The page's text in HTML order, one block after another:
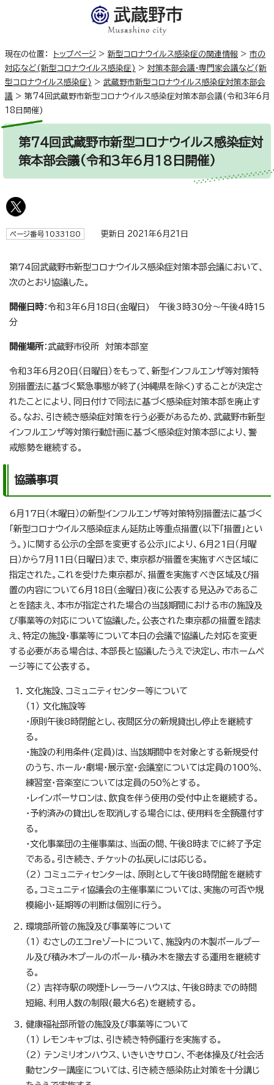
現在の位置： トップページ > 新型コロナウイルス感染症の関連情報 > 市の
対応など(新型コロナウイルス感染症) > 対策本部会議・専門家会議など(新
型コロナウイルス感染症) > 武蔵野市新型コロナウイルス感染症対策本部会
議 > 第74回武蔵野市新型コロナウイルス感染症対策本部会議(令和3年6月
18日開催)
第74回武蔵野市新型コロナウイルス感染症対
策本部会議(令和3年6月18日開催)
ページ番号1033180 更新日 2021年6月21日
第74回武蔵野市新型コロナウイルス感染症対策本部会議において、
次のとおり協議した。
開催日時：令和3年6月18日(金曜日) 午後3時30分～午後4時15
分
開催場所：武蔵野市役所 対策本部室
令和3年6月20日（日曜日）をもって、新型インフルエンザ等対策特
別措置法に基づく緊急事態が終了(沖縄県を除く)することが決定さ
れたことにより、同日付けで同法に基づく感染症対策本部を廃止す
る。なお、引き続き感染症対策を行う必要があるため、武蔵野市新型
インフルエンザ等対策行動計画に基づく感染症対策本部により、警
戒態勢を継続する。
協議事項
6月17日（木曜日）の新型インフルエンザ等対策特別措置法に基づく
「新型コロナウイルス感染症まん延防止等重点措置(以下「措置」とい
う。)に関する公示の全部を変更する公示」により、6月21日（月曜
日）から7月11日（日曜日）まで、東京都が措置を実施すべき区域に
指定された。これを受けた東京都が、措置を実施すべき区域及び措
置の内容について6月18日（金曜日）夜に公表する見込みであるこ
とを踏まえ、本市が指定された場合の当該期間における市の施設及
び事業等の対応について協議した。公表された東京都の措置を踏ま
え、特定の施設・事業等について本日の会議で協議した対応を変更
する必要がある場合は、本部長と協議したうえで決定し、市ホームペ
ージ等にて公表する。
文化施設、コミュニティセンター等について
（1） 文化施設等
・原則午後8時閉館とし、夜間区分の新規貸出し停止を継続す
る。
・施設の利用条件(定員)は、当該期間中を対象とする新規受付
のうち、ホール・劇場・展示室・会議室については定員の100％、
練習室・音楽室については定員の50％とする。
・レインボーサロンは、飲食を伴う使用の受付中止を継続する。
・予約済みの貸出しを取消しする場合には、使用料を全額還付す
る。
・文化事業団の主催事業は、当面の間、午後8時までに終了予定
である。引き続き、チケットの払戻しには応じる。
（2） コミュニティセンターは、原則として午後8時閉館を継続す
る。コミュニティ協議会の主催事業については、実施の可否や規
模縮小・延期等の判断は個別に行う。
環境部所管の施設及び事業等について
（1） むさしのエコreゾートについて、施設内の木製ボールプー
ル及び積み木プールのボール・積み木を撤去する運用を継続す
る。
（2） 吉祥寺駅の喫煙トレーラーハウスは、午後8時までの時間
短縮、利用人数の制限(最大6名)を継続する。
健康福祉部所管の施設及び事業等について
（1） レモンキャブは、引き続き特例運行を実施する。
（2） テンミリオンハウス、いきいきサロン、不老体操及び社会活
動センター講座については、引き続き感染防止対策を十分講じ